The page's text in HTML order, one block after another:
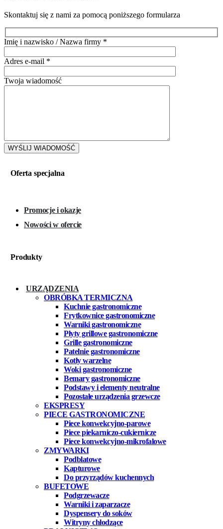
Skontaktuj się z nami za pomocą poniższego formularza
Imię i nazwisko / Nazwa firmy *
Adres e-mail *
Twoja wiadomość
Oferta specjalna
Promocje i okazje
Nowości w ofercie
Produkty
URZĄDZENIA
OBRÓBKA TERMICZNA
Kuchnie gastronomiczne
Frytkownice gastronomiczne
Warniki gastronomiczne
Płyty grillowe gastronomiczne
Grille gastronomiczne
Patelnie gastronomiczne
Kotły warzelne
Woki gastronomiczne
Bemary gastronomiczne
Podstawy i elementy neutralne
Pozostałe urządzenia grzewcze
EKSPRESY
PIECE GASTRONOMICZNE
Piece konwekcyjno-parowe
Piece piekarniczo-cukiernicze
Piece konwekcyjno-mikrofalowe
ZMYWARKI
Podblatowe
Kapturowe
Do przyrządów kuchennych
BUFETOWE
Podgrzewacze
Warniki i zaparzacze
Dyspensery do soków
Witryny chłodzące